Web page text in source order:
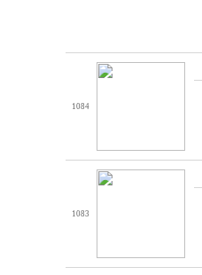
1084
1083